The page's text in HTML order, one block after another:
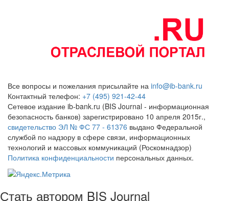
Все вопросы и пожелания присылайте на info@ib-bank.ru
Контактный телефон: +7 (495) 921-42-44
Сетевое издание ib-bank.ru (BIS Journal - информационная
безопасность банков) зарегистрировано 10 апреля 2015г.,
свидетельство ЭЛ № ФС 77 - 61376 выдано Федеральной
службой по надзору в сфере связи, информационных
технологий и массовых коммуникаций (Роскомнадзор)
Политика конфиденциальности персональных данных.
Стать автором BIS Journal